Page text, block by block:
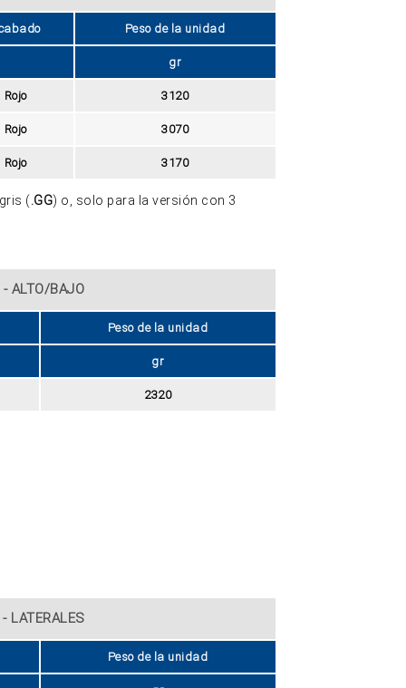
Peso de la unidad
gr
Rojo 3120
Rojo 3070
Rojo 3170
(.GG) o, solo para la versión con 3
- ALTO/BAJO
Peso de la unidad
gr
2320
LATERALES
Peso de la unidad